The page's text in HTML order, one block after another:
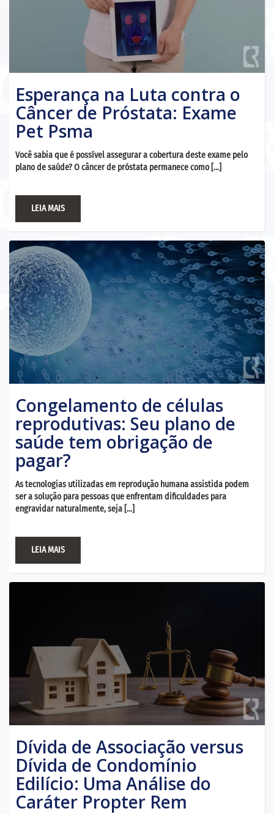
Esperança na Luta contra o
Câncer de Próstata: Exame
Pet Psma
Você sabia que é possível assegurar a cobertura deste exame pelo
plano de saúde? O câncer de próstata permanece como […]
LEIA MAIS
Congelamento de células
reprodutivas: Seu plano de
saúde tem obrigação de
pagar?
As tecnologias utilizadas em reprodução humana assistida podem
ser a solução para pessoas que enfrentam dificuldades para
engravidar naturalmente, seja […]
LEIA MAIS
Dívida de Associação versus
Dívida de Condomínio
Edilício: Uma Análise do
Caráter Propter Rem